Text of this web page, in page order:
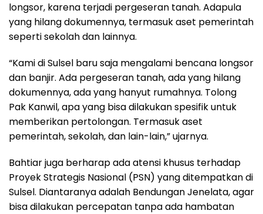
longsor, karena terjadi pergeseran tanah. Adapula
yang hilang dokumennya, termasuk aset pemerintah
seperti sekolah dan lainnya.
“Kami di Sulsel baru saja mengalami bencana longsor
dan banjir. Ada pergeseran tanah, ada yang hilang
dokumennya, ada yang hanyut rumahnya. Tolong
Pak Kanwil, apa yang bisa dilakukan spesifik untuk
memberikan pertolongan. Termasuk aset
pemerintah, sekolah, dan lain-lain,” ujarnya.
Bahtiar juga berharap ada atensi khusus terhadap
Proyek Strategis Nasional (PSN) yang ditempatkan di
Sulsel. Diantaranya adalah Bendungan Jenelata, agar
bisa dilakukan percepatan tanpa ada hambatan